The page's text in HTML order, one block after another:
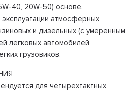
40, 20W-50) основе.
атмосферных
и дизельных (с умеренным
легковых автомобилей,
грузовиков.
для четырехтактных